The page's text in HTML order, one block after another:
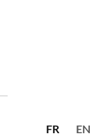
FR EN